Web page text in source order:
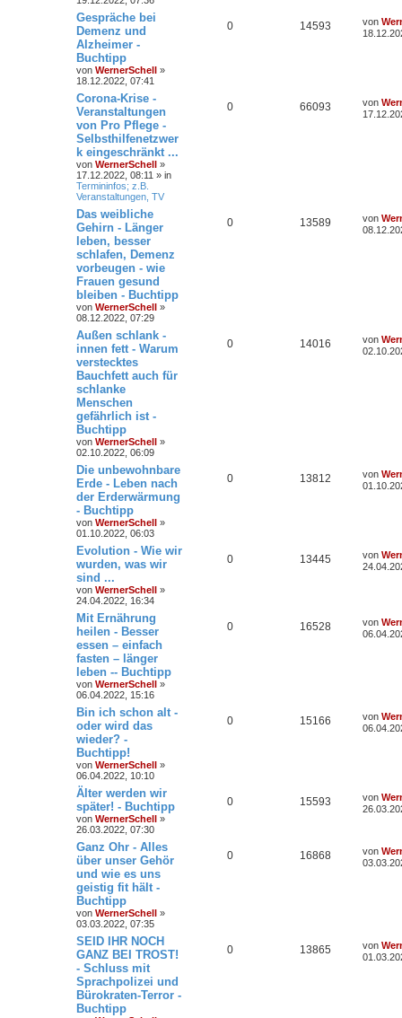
Gespräche bei
Demenz und
Alzheimer -
Buchtipp
von WernerSchell »
18.12.2022, 07:41
0 14593 von
Corona-Krise -
Veranstaltungen
von Pro Pflege -
Selbsthilfenetzwer
k eingeschränkt ...
von WernerSchell »
17.12.2022, 08:11 » in
Termininfos; z.B.
Veranstaltungen, TV
0 66093 von
Das weibliche
Gehirn - Länger
leben, besser
schlafen, Demenz
vorbeugen - wie
Frauen gesund
bleiben - Buchtipp
von WernerSchell »
08.12.2022, 07:29
0 13589 von
Außen schlank -
innen fett - Warum
verstecktes
Bauchfett auch für
schlanke
Menschen
gefährlich ist -
Buchtipp
von WernerSchell »
02.10.2022, 06:09
0 14016 von
Die unbewohnbare
Erde - Leben nach
der Erderwärmung
- Buchtipp
von WernerSchell »
01.10.2022, 06:03
0 13812 von
Evolution - Wie wir
wurden, was wir
sind ...
von WernerSchell »
24.04.2022, 16:34
0 13445 von
Mit Ernährung
heilen - Besser
essen – einfach
fasten – länger
leben -- Buchtipp
von WernerSchell »
06.04.2022, 15:16
0 16528 von
Bin ich schon alt -
oder wird das
wieder? -
Buchtipp!
von WernerSchell »
06.04.2022, 10:10
0 15166 von
Älter werden wir
später! - Buchtipp
von WernerSchell »
26.03.2022, 07:30
0 15593 von
Ganz Ohr - Alles
über unser Gehör
und wie es uns
geistig fit hält -
Buchtipp
von WernerSchell »
03.03.2022, 07:35
0 16868 von
SEID IHR NOCH
GANZ BEI TROST!
- Schluss mit
Sprachpolizei und
Bürokraten-Terror -
Buchtipp
0 13865 von